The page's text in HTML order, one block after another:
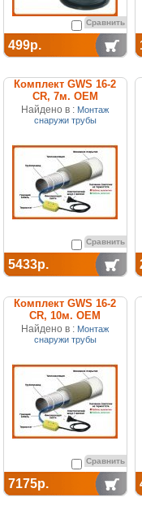
Сравнить
499р.
Комплект GWS 16-2
CR, 7м. ОЕМ
Найдено в : Монтаж
снаружи трубы
Сравнить
5433р.
Комплект GWS 16-2
CR, 10м. ОЕМ
Найдено в : Монтаж
снаружи трубы
Сравнить
7175р.